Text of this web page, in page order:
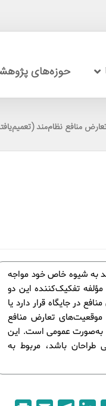
حوزه‌های
منافع نظام‌مند
به شیوه خاص خود مواجه
تفکیک‌کننده این دو
در جایگاه قرار دارد یا
تعارض منافع
به‌صورت عمومی است. این
طراحان باشد، مربوط به